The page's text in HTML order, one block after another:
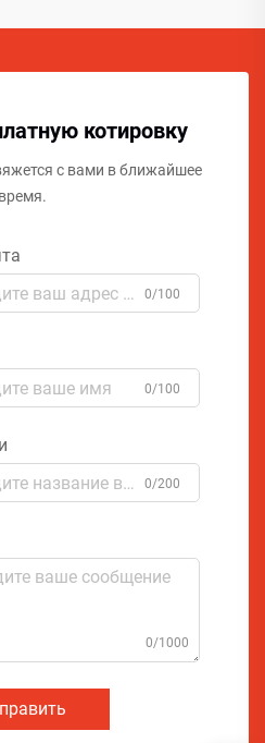
котировку
с вами в ближайшее
время.
0/100
0/100
0/200
0/1000